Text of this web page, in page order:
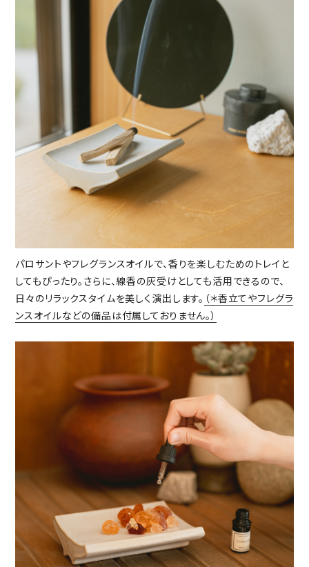
パロサントやフレグランスオイルで、香りを楽しむためのトレイと
してもぴったり。さらに、線香の灰受けとしても活用できるので、
日々のリラックスタイムを美しく演出します。 （＊香立てやフレグラ
ンスオイルなどの備品は付属しておりません。）